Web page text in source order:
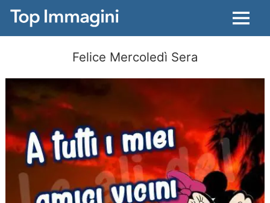
Menu
Felice Mercoledì Sera